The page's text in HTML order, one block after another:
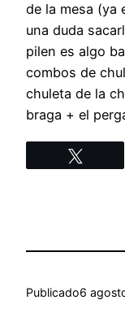
de la mesa (ya
una duda
pilen es algo
combos de
chuleta de la
braga + el
Publicado6